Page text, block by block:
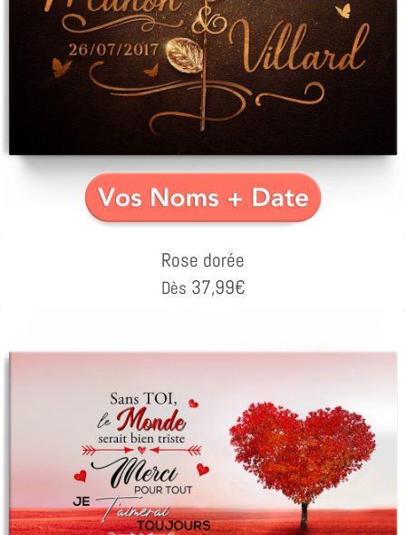
Rose dorée
Dès 37,99€